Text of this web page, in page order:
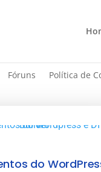
Fóruns Política de
do